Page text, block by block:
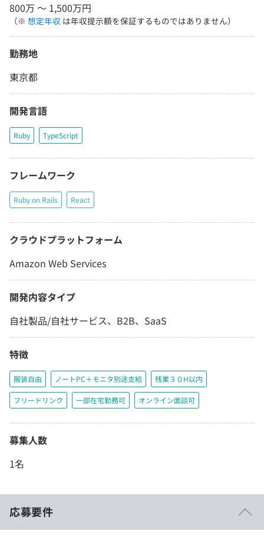
800万 〜 1,500万円
（※ 想定年収 は年収提示額を保証するものではありません）
勤務地
東京都
開発言語
Ruby TypeScript
フレームワーク
Ruby on Rails React
クラウドプラットフォーム
Amazon Web Services
開発内容タイプ
自社製品/自社サービス、B2B、SaaS
特徴
服装自由 ノートPC＋モニタ別途支給 残業３０H以内
フリードリンク 一部在宅勤務可 オンライン面談可
募集人数
1名
応募要件